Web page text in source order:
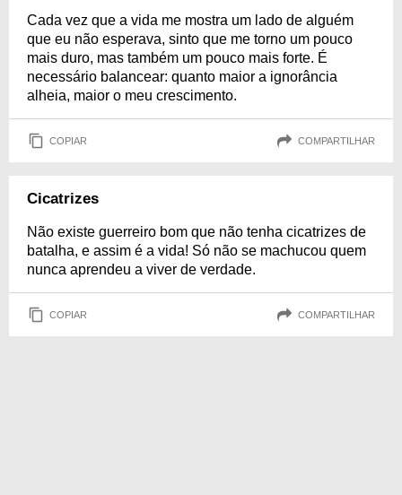
Cada vez que a vida me mostra um lado de alguém
que eu não esperava, sinto que me torno um pouco
mais duro, mas também um pouco mais forte. É
necessário balancear: quanto maior a ignorância
alheia, maior o meu crescimento.
COPIAR COMPARTILHAR
Cicatrizes
Não existe guerreiro bom que não tenha cicatrizes de
batalha, e assim é a vida! Só não se machucou quem
nunca aprendeu a viver de verdade.
COPIAR COMPARTILHAR